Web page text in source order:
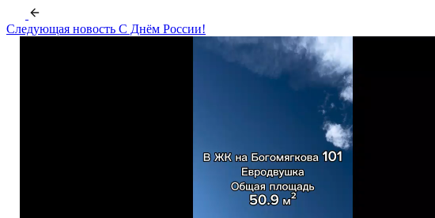
Следующая новость C Днём России!